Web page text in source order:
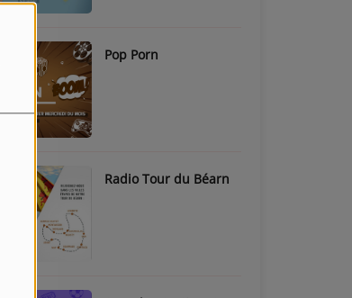
Pop Porn
Radio Tour du Béarn